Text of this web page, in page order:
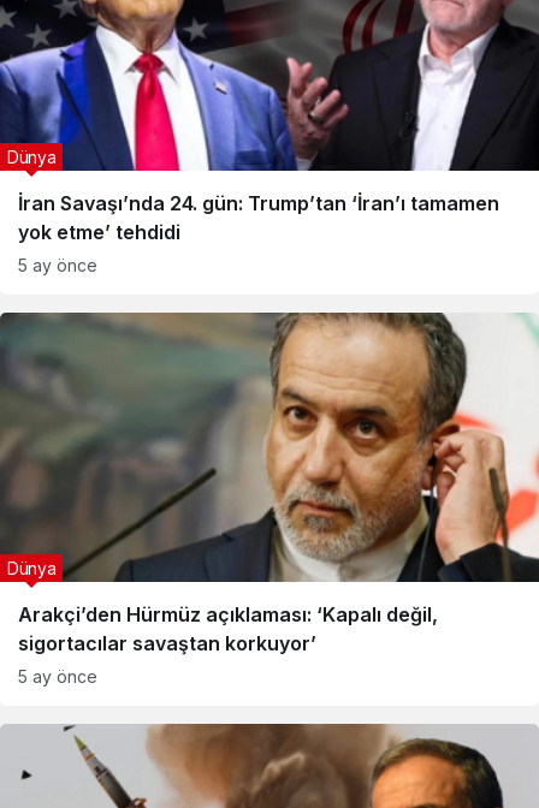
İran Savaşı’nda 24. gün: Trump’tan ‘İran’ı tamamen
yok etme’ tehdidi
Dünya
5 ay önce
Arakçi’den Hürmüz açıklaması: ‘Kapalı değil,
sigortacılar savaştan korkuyor’
Dünya
5 ay önce